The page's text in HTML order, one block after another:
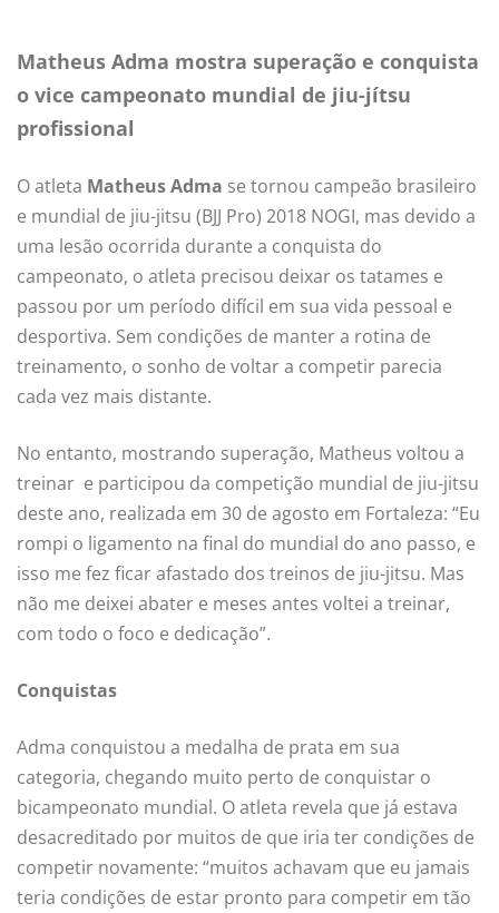
Matheus Adma mostra superação e conquista
o vice campeonato mundial de jiu-jítsu
profissional
O atleta Matheus Adma se tornou campeão brasileiro
e mundial de jiu-jitsu (BJJ Pro) 2018 NOGI, mas devido a
uma lesão ocorrida durante a conquista do
campeonato, o atleta precisou deixar os tatames e
passou por um período difícil em sua vida pessoal e
desportiva. Sem condições de manter a rotina de
treinamento, o sonho de voltar a competir parecia
cada vez mais distante.
No entanto, mostrando superação, Matheus voltou a
treinar e participou da competição mundial de jiu-jitsu
deste ano, realizada em 30 de agosto em Fortaleza: “Eu
rompi o ligamento na final do mundial do ano passo, e
isso me fez ficar afastado dos treinos de jiu-jitsu. Mas
não me deixei abater e meses antes voltei a treinar,
com todo o foco e dedicação”.
Conquistas
Adma conquistou a medalha de prata em sua
categoria, chegando muito perto de conquistar o
bicampeonato mundial. O atleta revela que já estava
desacreditado por muitos de que iria ter condições de
competir novamente: “muitos achavam que eu jamais
teria condições de estar pronto para competir em tão